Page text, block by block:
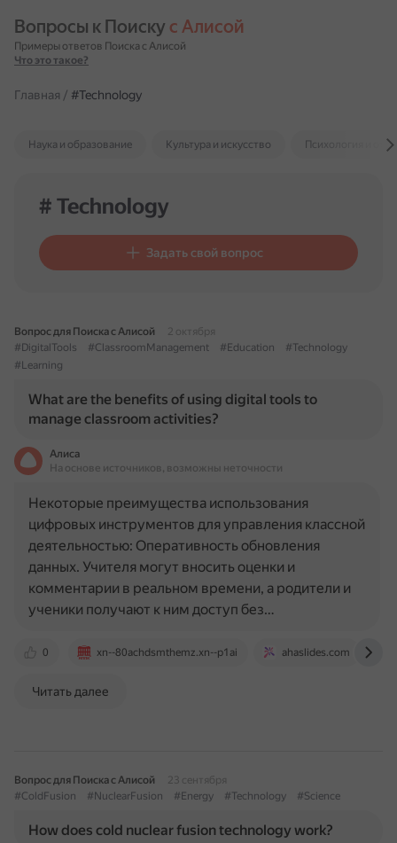
Вопросы к Поиску с Алисой
Примеры ответов Поиска с Алисой
Что это такое?
Главная / #Technology
Наука и образование Культура и искусство Психология и
# Technology
Задать свой вопрос
Вопрос для Поиска с Алисой
2 октября
#DigitalTools
#ClassroomManagement #Education
#Technology
#Learning
What are the benefits of using digital tools to
manage classroom activities?
Алиса
На основе источников, возможны неточности
0 xn--80achdsmthemz.xn--p1ai ahaslides.com
Некоторые преимущества использования
цифровых инструментов для управления классной
деятельностью: Оперативность обновления
данных. Учителя могут вносить оценки и
комментарии в реальном времени, а родители и
ученики получают к ним доступ без…
Читать далее
Вопрос для Поиска с Алисой
23 сентября
#ColdFusion
#NuclearFusion #Energy #Technology #Science
How does cold nuclear fusion technology work?